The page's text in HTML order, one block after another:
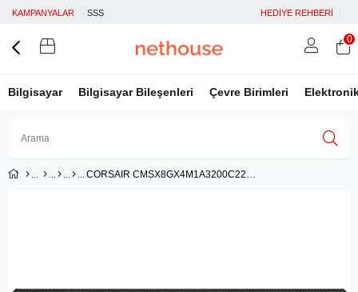
KAMPANYALAR SSS HEDİYE REHBERİ
Bilgisayar Bilgisayar Bileşenleri Çevre Birimleri
0
CORSAIR CMSX8GX4M1A3200C22 8GB(1x8GB) DDR4 3200MHz CL22 VENGEANCE NOTEBOOK SODIMM SIYAH BELLEK